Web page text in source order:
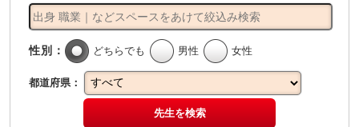
性別： どちらでも 男性 女性
都道府県：
先生を検索